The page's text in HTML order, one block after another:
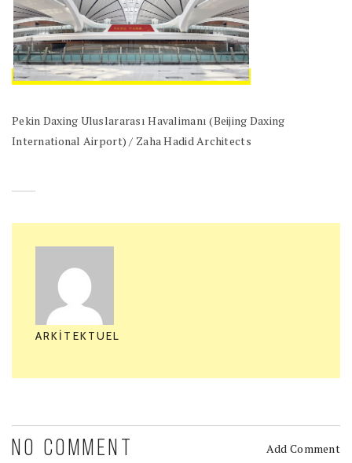
Pekin Daxing Uluslararası Havalimanı (Beijing Daxing
International Airport) / Zaha Hadid Architects
ARKITEKTUEL
NO COMMENT Add Comment